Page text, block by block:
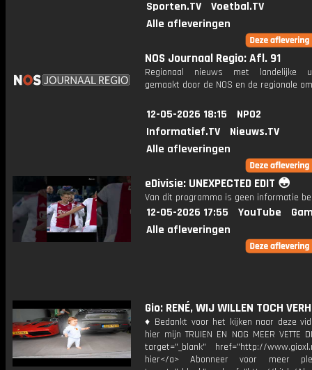
Sporten.TV
Voetbal.TV
Alle afleveringen
NOS Journaal Regio: Afl. 91
Regionaal nieuws met landelijke
gemaakt door de NOS en de regionale
12-05-2026 18:15
NPO2
Informatief.TV
Nieuws.TV
Alle afleveringen
eDivisie: UNEXPECTED EDIT 😳
Van dit programma is geen informatie
12-05-2026 17:55 YouTube
Alle afleveringen
Gio: RENÉ, WIJ WILLEN TOCH
♦ Bedankt voor het kijken naar deze
hier mijn TRUIEN EN NOG MEER VETTE
target="_blank" href="http://
hier</a> Abonneer voor meer